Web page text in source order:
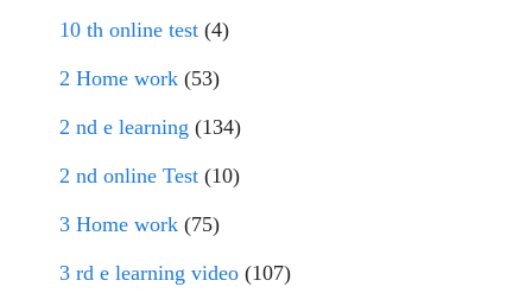
10 th online test (4)
2 Home work (53)
2 nd e learning (134)
2 nd online Test (10)
3 Home work (75)
3 rd e learning video (107)